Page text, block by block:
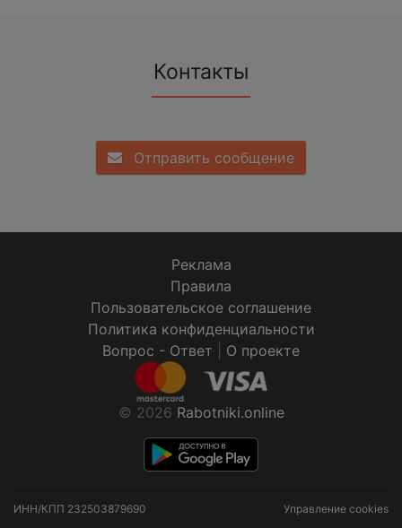
Контакты
Отправить сообщение
Реклама
Правила
Пользовательское соглашение
Политика конфиденциальности
Вопрос - Ответ
О проекте
© 2026 Rabotniki.online
ИНН/КПП 232503879690 Управление cookies